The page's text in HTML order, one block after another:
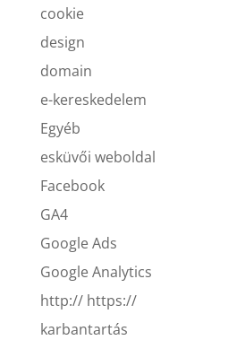
cookie
design
domain
e-kereskedelem
Egyéb
esküvői weboldal
Facebook
GA4
Google Ads
Google Analytics
http:// https://
karbantartás